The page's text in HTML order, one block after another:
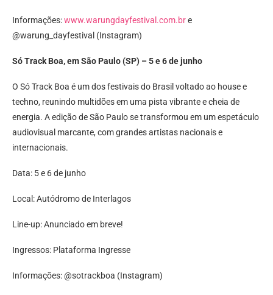
Informações:www.warungdayfestival.com.bre
@warung_dayfestival (Instagram)
Só Track Boa, em São Paulo (SP) – 5 e 6 de junho
O Só Track Boa é um dos festivais do Brasil voltado ao house e
techno, reunindo multidões em uma pista vibrante e cheia de
energia. A edição de São Paulo se transformou em um espetáculo
audiovisual marcante, com grandes artistas nacionais e
internacionais.
Data: 5 e 6 de junho
Local: Autódromo de Interlagos
Line-up: Anunciado em breve!
Ingressos: Plataforma Ingresse
Informações: @sotrackboa (Instagram)